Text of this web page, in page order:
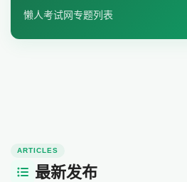
懒人考试网专题列表
ARTICLES
最新发布